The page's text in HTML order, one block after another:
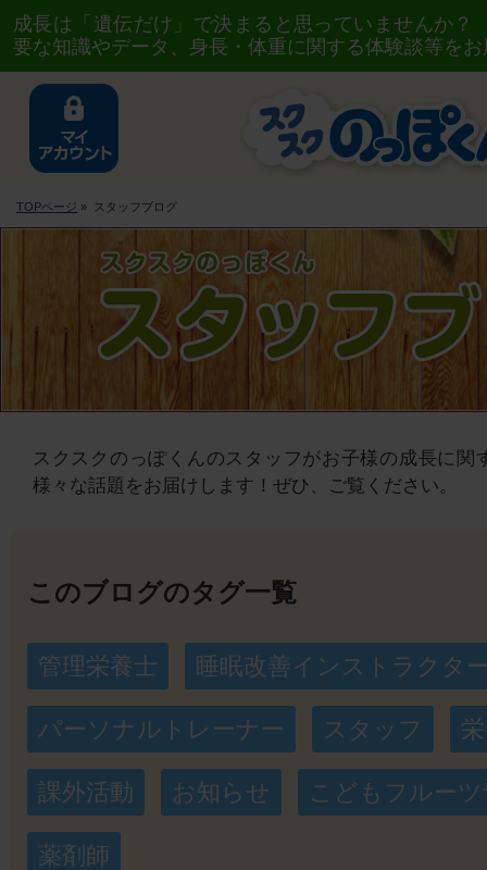
成長は「遺伝だけ」で決まると思っていませんか
要な知識やデータ、身長・体重に関する体験談等を
TOPページ » スタッフブログ
スクスクのっぽくんのスタッフがお子様の成長に関
様々な話題をお届けします！ぜひ、ご覧ください。
このブログのタグ一覧
管理栄養士 睡眠改善インストラクタ
パーソナルトレーナー スタッフ
課外活動 お知らせ こどもフルー
薬剤師